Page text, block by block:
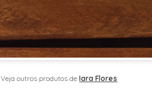
Veja outros produtos deIara Flores